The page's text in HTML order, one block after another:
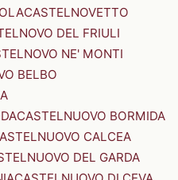
CASTELNOVETTO
DEL FRIULI
NE' MONTI
BELBO
CASTELNUOVO BORMIDA
CALCEA
DEL GARDA